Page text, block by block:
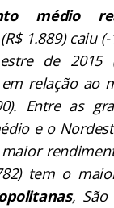
médio
1.889) caiu
de 2015
em relação ao
Entre as
e o
tem o
, São